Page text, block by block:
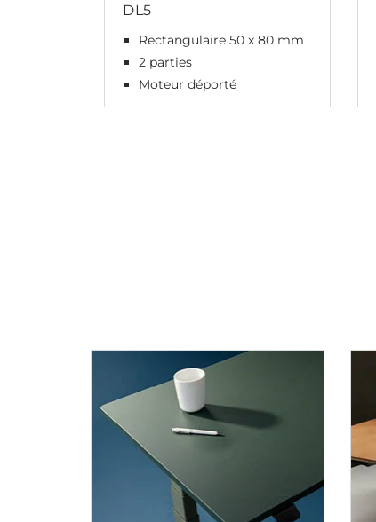
DL5
Rectangulaire 50 x 80 mm
2 parties
Moteur déporté